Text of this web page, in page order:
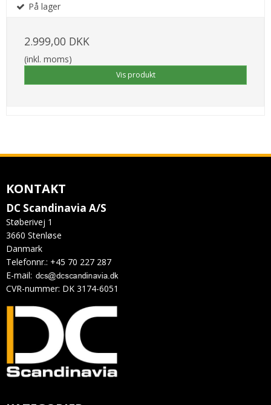
På lager
2.999,00 DKK
(inkl. moms)
Vis produkt
KONTAKT
DC Scandinavia A/S
Støberivej 1
3660 Stenløse
Danmark
Telefonnr.: +45 70 227 287
E-mail:
CVR-nummer: DK 3174-6051